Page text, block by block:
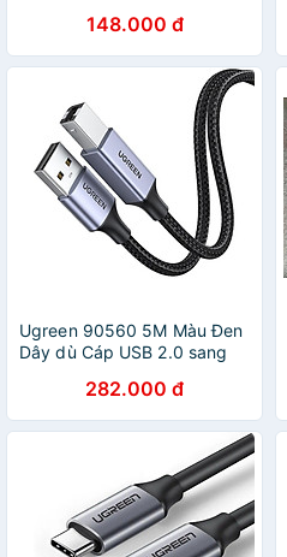
chính Hãng148.000 đ
Ugreen 90560 5M Màu Đen
Dây dù Cáp USB 2.0 sang
282.000 đ